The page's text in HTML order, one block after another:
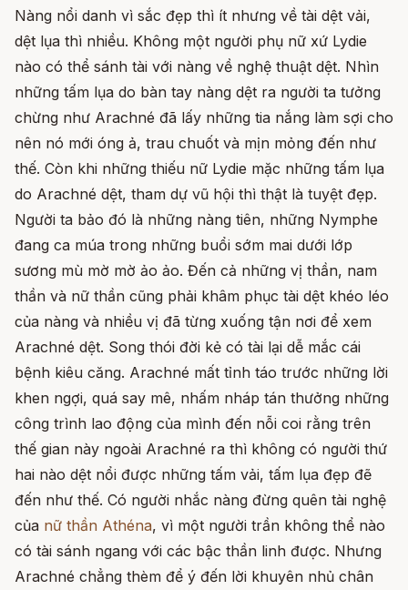
Nàng nổi danh vì sắc đẹp thì ít nhưng về tài dệt vải,
dệt lụa thì nhiều. Không một người phụ nữ xứ Lydie
nào có thể sánh tài với nàng về nghệ thuật dệt. Nhìn
những tấm lụa do bàn tay nàng dệt ra người ta tưởng
chừng như Arachné đã lấy những tia nắng làm sợi cho
nên nó mới óng ả, trau chuốt và mịn mỏng đến như
thế. Còn khi những thiếu nữ Lydie mặc những tấm lụa
do Arachné dệt, tham dự vũ hội thì thật là tuyệt đẹp.
Người ta bảo đó là những nàng tiên, những Nymphe
đang ca múa trong những buổi sớm mai dưới lớp
sương mù mờ mờ ảo ảo. Đến cả những vị thần, nam
thần và nữ thần cũng phải khâm phục tài dệt khéo léo
của nàng và nhiều vị đã từng xuống tận nơi để xem
Arachné dệt. Song thói đời kẻ có tài lại dễ mắc cái
bệnh kiêu căng. Arachné mất tỉnh táo trước những lời
khen ngợi, quá say mê, nhấm nháp tán thưởng những
công trình lao động của mình đến nỗi coi rằng trên
thế gian này ngoài Arachné ra thì không có người thứ
hai nào dệt nổi được những tấm vải, tấm lụa đẹp đẽ
đến như thế. Có người nhắc nàng đừng quên tài nghệ
của nữ thần Athéna, vì một người trần không thể nào
có tài sánh ngang với các bậc thần linh được. Nhưng
Arachné chẳng thèm để ý đến lời khuyên nhủ chân